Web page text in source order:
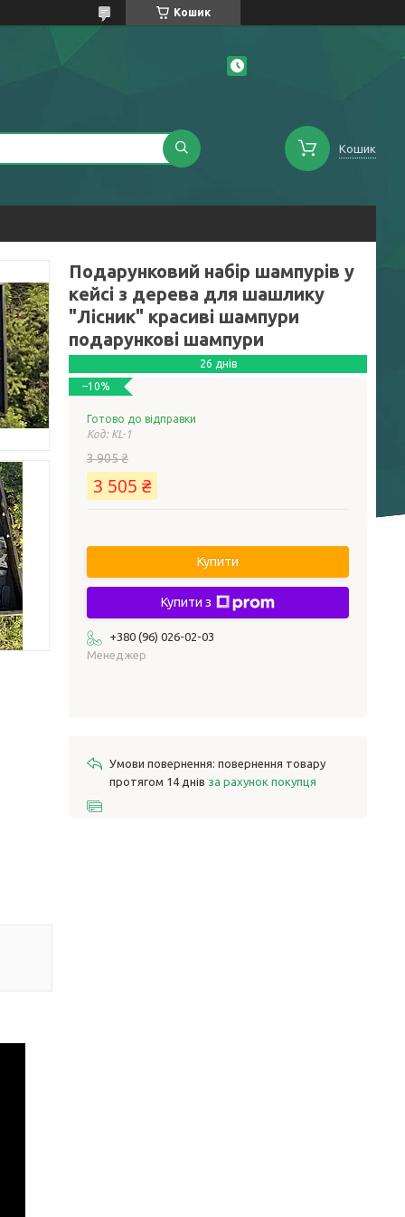
Кошик
Кошик
Подарунковий набір шампурів у
кейсі з дерева для шашлику
"Лісник" красиві шампури
подарункові шампури
26 днів
–10%
Готово до відправки
Код: KL-1
3 905 ₴
3 505 ₴
Купити
Купити з
+380 (96) 026-02-03
Менеджер
повернення товару
протягом 14 днів за рахунок покупця